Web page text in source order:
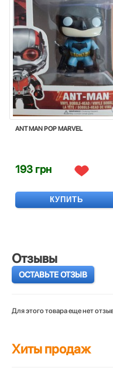
ANT MAN POP MARVEL
193 грн
КУПИТЬ
Отзывы
ОСТАВЬТЕ ОТЗЫВ
Для этого товара еще нет
Хиты продаж